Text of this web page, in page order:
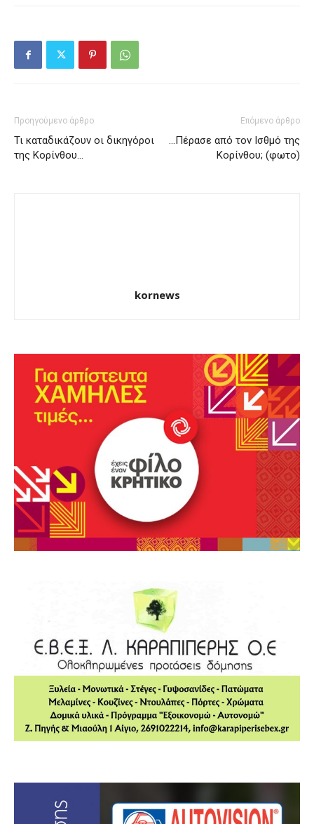
Προηγούμενο άρθρο
Τι καταδικάζουν οι δικηγόροι
της Κορίνθου…
Επόμενο άρθρο
…Πέρασε από τον Ισθμό της
Κορίνθου; (φωτο)
kornews